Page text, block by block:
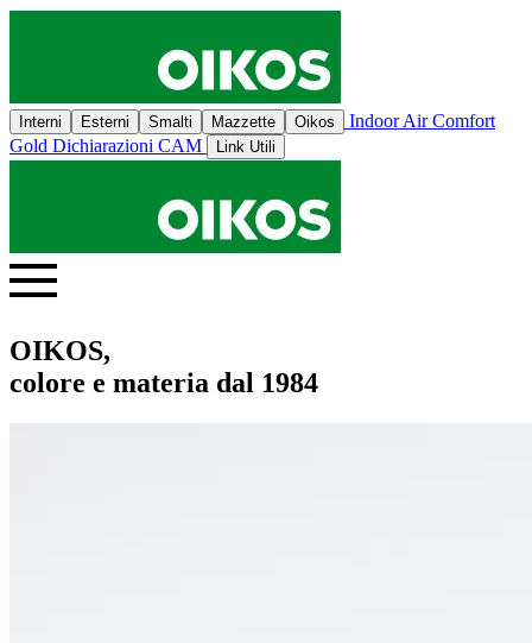
Interni Esterni Smalti Mazzette Oikos
Indoor Air Comfort
Gold Dichiarazioni CAM Link Utili
OIKOS,
colore e materia dal 1984